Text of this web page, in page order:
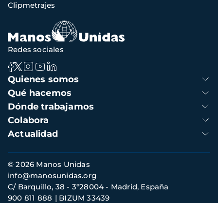
Clipmetrajes
Navegación
principal
Quienes somos
Qué hacemos
Dónde trabajamos
Colabora
Actualidad
Redes sociales
Información
de
contacto
© 2026 Manos Unidas
C/ Barquillo, 38 - 3º28004 - Madrid, España
900 811 888
BIZUM 33439
info@manosunidas.org